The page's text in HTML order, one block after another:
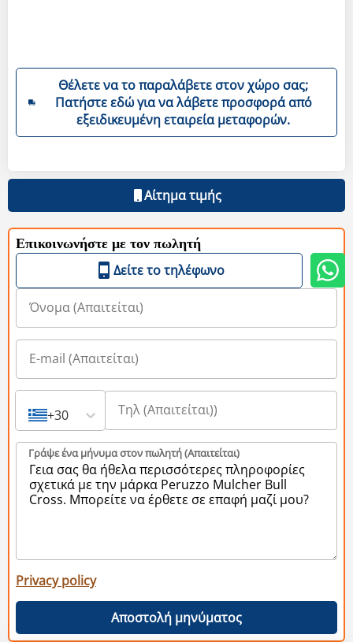
Θέλετε να το παραλάβετε στον χώρο σας;
Πατήστε εδώ για να λάβετε προσφορά από
εξειδικευμένη εταιρεία μεταφορών.
Αίτημα τιμής
Επικοινωνήστε με τον πωλητή
Δείτε το τηλέφωνο
+30
Γράψε ένα μήνυμα στον πωλητή (Aπαιτείται)
Privacy policy
Αποστολή μηνύματος